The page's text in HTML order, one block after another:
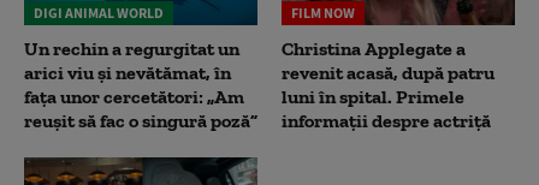
DIGI ANIMAL WORLD
Un rechin a regurgitat un
arici viu și nevătămat, în
fața unor cercetători: „Am
reușit să fac o singură poză”
FILM NOW
Christina Applegate a
revenit acasă, după patru
luni în spital. Primele
informații despre actriță